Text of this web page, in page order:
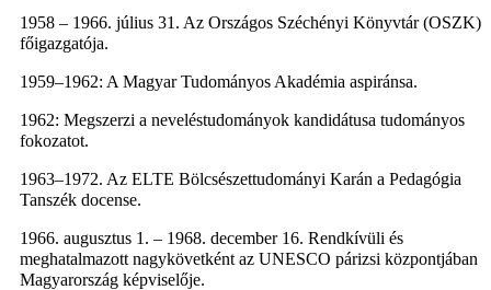
1958 – 1966. július 31. Az Országos Széchényi Könyvtár (OSZK)
főigazgatója.
1959–1962: A Magyar Tudományos Akadémia aspiránsa.
1962: Megszerzi a neveléstudományok kandidátusa tudományos
fokozatot.
1963–1972. Az ELTE Bölcsészettudományi Karán a Pedagógia
Tanszék docense.
1966. augusztus 1. – 1968. december 16. Rendkívüli és
meghatalmazott nagykövetként az UNESCO párizsi központjában
Magyarország képviselője.